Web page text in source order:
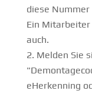
diese
Ein
auch.
Melden Sie
eHerkenning